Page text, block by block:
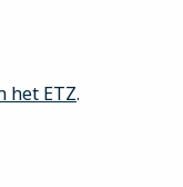
het ETZ.